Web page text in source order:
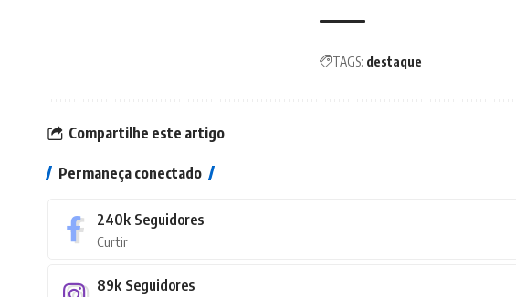
TAGS: destaque
Compartilhe este artigo
Permaneça conectado
240k Seguidores
Curtir
89k Seguidores